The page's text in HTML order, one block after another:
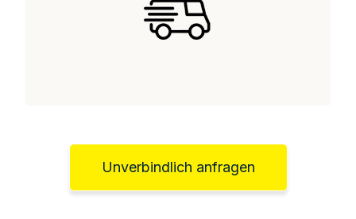
Unverbindlich anfragen